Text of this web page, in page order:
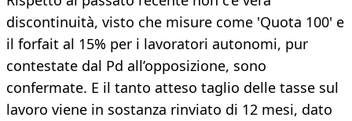
discontinuità, visto che misure come 'Quota 100' e
il forfait al 15% per i lavoratori autonomi, pur
contestate dal Pd all’opposizione, sono
confermate. E il tanto atteso taglio delle tasse sul
lavoro viene in sostanza rinviato di 12 mesi, dato